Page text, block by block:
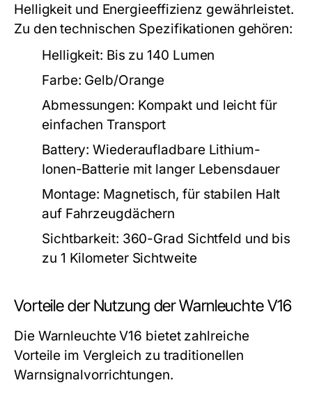
Helligkeit und Energieeffizienz gewährleistet.
Zu den technischen Spezifikationen gehören:
Helligkeit: Bis zu 140 Lumen
Farbe: Gelb/Orange
Abmessungen: Kompakt und leicht für
einfachen Transport
Battery: Wiederaufladbare Lithium-
Ionen-Batterie mit langer Lebensdauer
Montage: Magnetisch, für stabilen Halt
auf Fahrzeugdächern
Sichtbarkeit: 360-Grad Sichtfeld und bis
zu 1 Kilometer Sichtweite
Vorteile der Nutzung der Warnleuchte V16
Die Warnleuchte V16 bietet zahlreiche
Vorteile im Vergleich zu traditionellen
Warnsignalvorrichtungen.